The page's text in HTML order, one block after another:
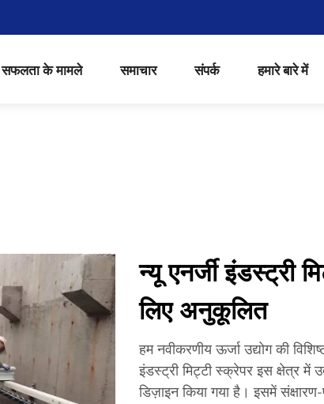
सफलता के मामले समाचार संपर्क हमारे बारे में
न्यू एनर्जी इंडस्ट्री
लिए अनुकूलित
हम नवीकरणीय ऊर्जा उद्योग की
इंडस्ट्री मिट्टी स्क्रेपर इस क्षेत्र में
डिज़ाइन किया गया है। इसमें